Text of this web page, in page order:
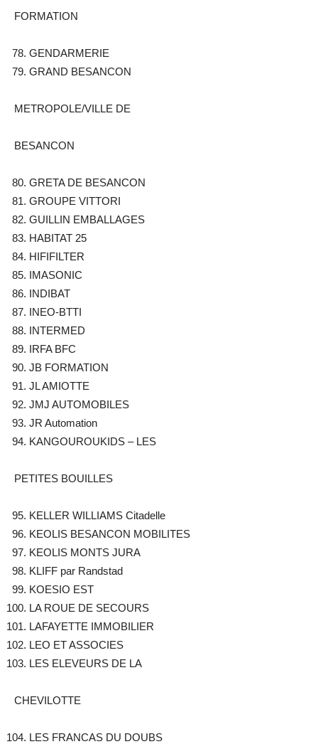
FORMATION
GENDARMERIE
GRAND BESANCON
METROPOLE/VILLE DE
BESANCON
GRETA DE BESANCON
GROUPE VITTORI
GUILLIN EMBALLAGES
HABITAT 25
HIFIFILTER
IMASONIC
INDIBAT
INEO-BTTI
INTERMED
IRFA BFC
JB FORMATION
JL AMIOTTE
JMJ AUTOMOBILES
JR Automation
KANGOUROUKIDS – LES
PETITES BOUILLES
KELLER WILLIAMS Citadelle
KEOLIS BESANCON MOBILITES
KEOLIS MONTS JURA
KLIFF par Randstad
KOESIO EST
LA ROUE DE SECOURS
LAFAYETTE IMMOBILIER
LEO ET ASSOCIES
LES ELEVEURS DE LA
CHEVILOTTE
LES FRANCAS DU DOUBS